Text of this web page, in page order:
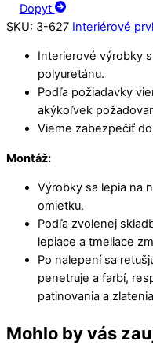
Dopyt
SKU: 3-627 Interiérové
Interierové výrobky
polyuretánu.
Podľa požiadavky
akýkoľvek
Vieme zabezpečiť
Montáž:
Výrobky sa lepia na
omietku.
Podľa zvolenej
lepiace a tmeliace
Po nalepení sa
penetruje a farbí,
patinovania a
Mohlo by vás